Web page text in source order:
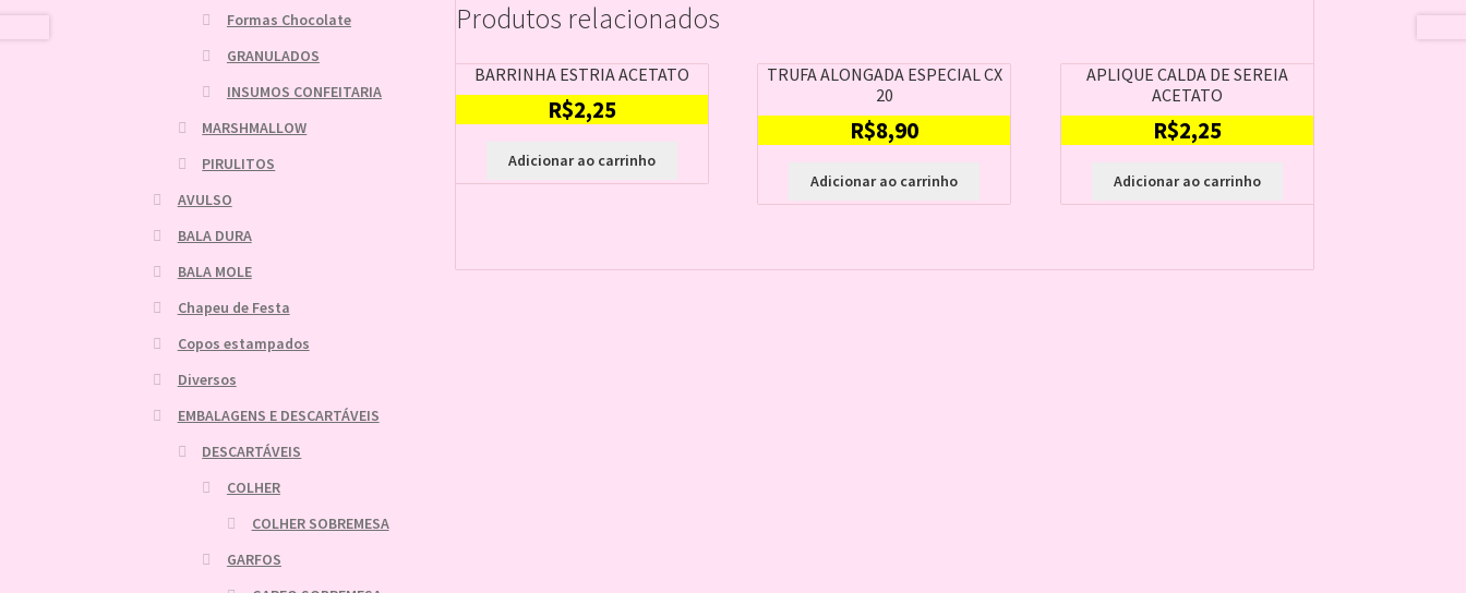
Produtos relacionados
BARRINHA ESTRIA ACETATO
R$2,25
Adicionar ao carrinho
TRUFA ALONGADA ESPECIAL CX
20
R$8,90
Adicionar ao carrinho
APLIQUE CALDA DE SEREIA
ACETATO
R$2,25
Adicionar ao carrinho
Formas Chocolate
GRANULADOS
INSUMOS CONFEITARIA
MARSHMALLOW
PIRULITOS
AVULSO
BALA DURA
BALA MOLE
Chapeu de Festa
Copos estampados
Diversos
EMBALAGENS E DESCARTÁVEIS
DESCARTÁVEIS
COLHER
COLHER SOBREMESA
GARFOS